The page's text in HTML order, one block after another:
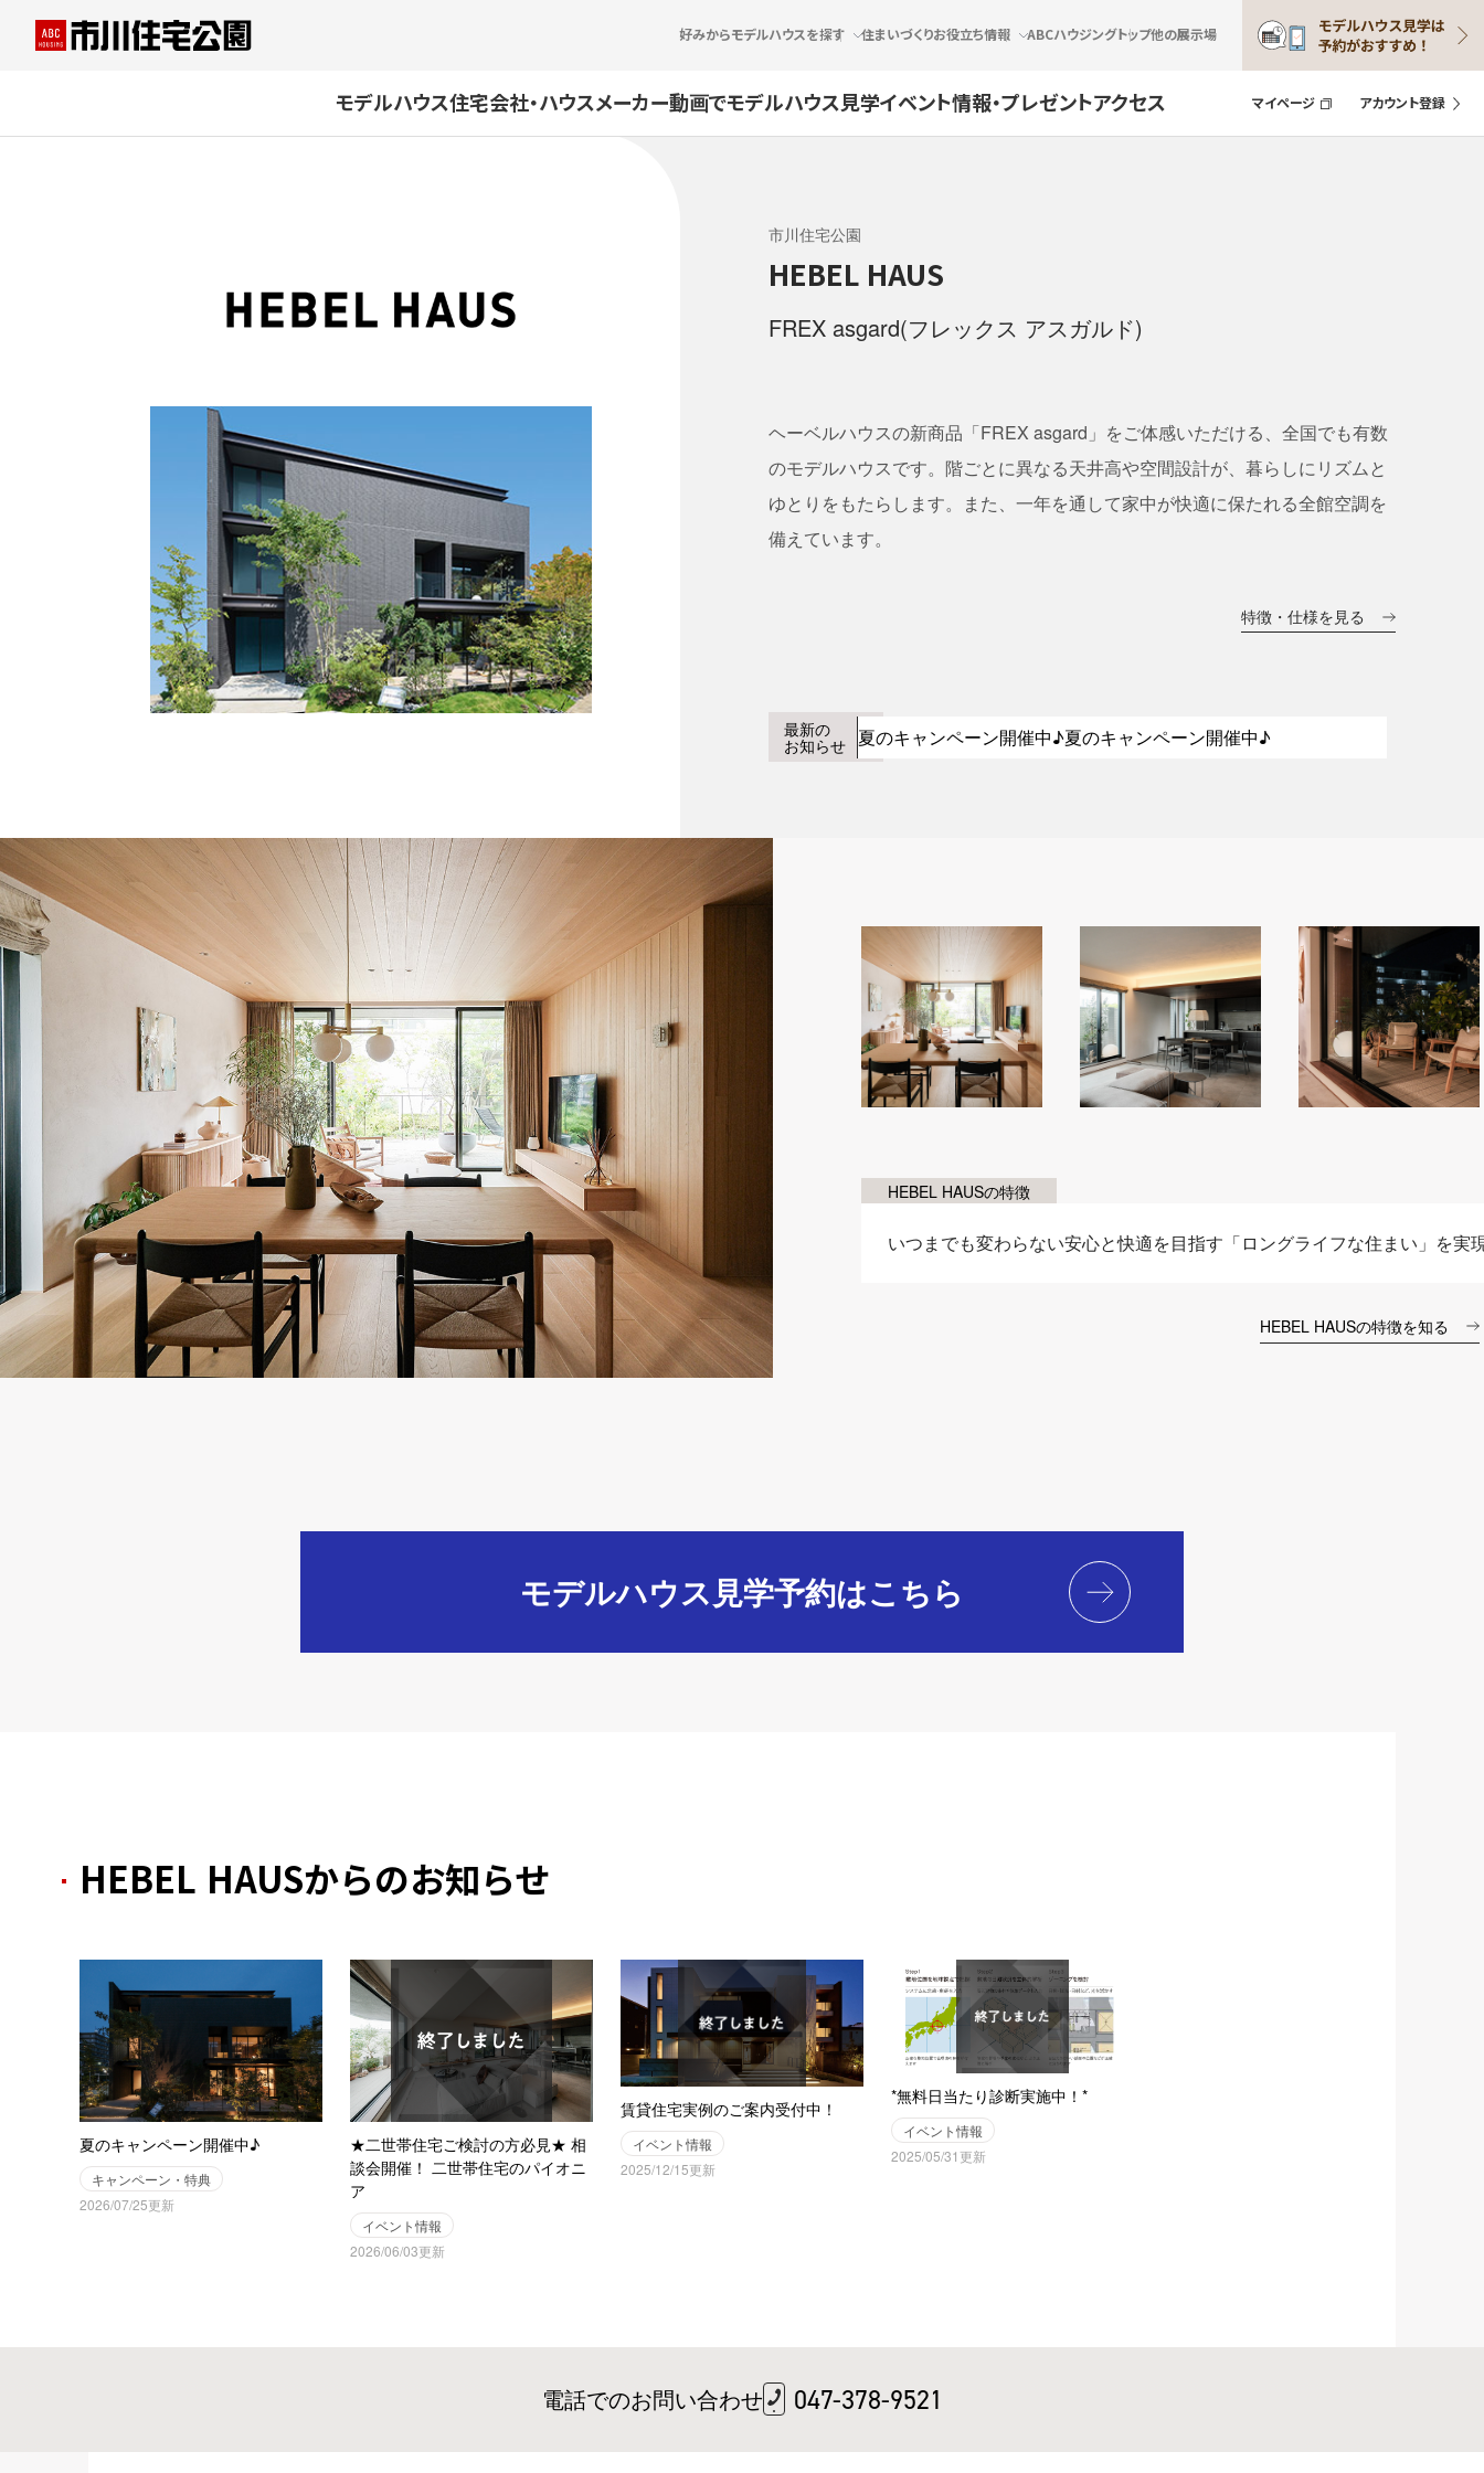
好みからモデルハウスを探す 住まいづくりお役立ち情報 ABCハウジングトップ他の展示場
モデルハウス住宅会社・ハウスメーカー動画でモデルハウス見学イベント情報・プレゼントアクセス マイページ アカウント登録
市川住宅公園
HEBEL HAUS
FREX asgard(フレックス アスガルド)
ヘーベルハウスの新商品「FREX asgard」をご体感いただける、全国でも有数
のモデルハウスです。階ごとに異なる天井高や空間設計が、暮らしにリズムと
ゆとりをもたらします。また、一年を通して家中が快適に保たれる全館空調を
備えています。
特徴・仕様を見る
最新の
お知らせ 夏のキャンペーン開催中♪夏のキャンペーン開催中♪
HEBEL HAUSの特徴
いつまでも変わらない安心と快適を目指す「ロングライフな住まい」を実
HEBEL HAUSの特徴を知る
モデルハウス見学予約はこちら
HEBEL HAUSからのお知らせ
夏のキャンペーン開催中♪
キャンペーン・特典
2026/07/25更新
★二世帯住宅ご検討の方必見★ 相
談会開催！ 二世帯住宅のパイオニ
ア
イベント情報
2026/06/03更新
賃貸住宅実例のご案内受付中！
イベント情報
2025/12/15更新
*無料日当たり診断実施中！*
イベント情報
2025/05/31更新
電話でのお問い合わせ 047-378-9521